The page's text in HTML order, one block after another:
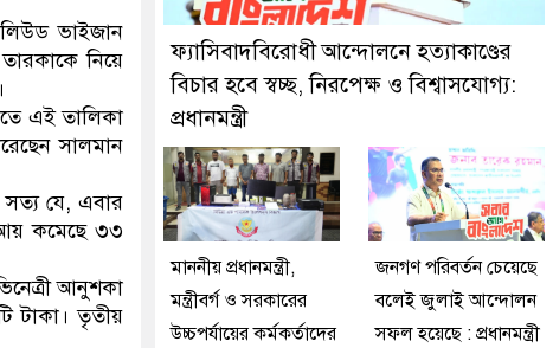
থানা পুলিশ
ভাইজান
নিয়ে
এই তালিকা
সালমান
সত্য যে, এবার
কমেছে ৩৩
আনুশকা
টাকা। তৃতীয়
ফ্যাসিবাদবিরোধী আন্দোলনে হত্যাকাণ্ডের
বিচার হবে স্বচ্ছ, নিরপেক্ষ ও বিশ্বাসযোগ্য:
প্রধানমন্ত্রী
মাননীয় প্রধানমন্ত্রী,
মন্ত্রীবর্গ ও সরকারের
উচ্চপর্যায়ের কর্মকর্তাদের
জনগণ পরিবর্তন চেয়েছে
বলেই জুলাই আন্দোলন
সফল হয়েছে : প্রধানমন্ত্রী